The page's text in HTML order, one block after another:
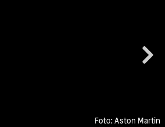
Aston Martin
Aston Martin
Aston Martin
Aston Martin
Aston Martin
Aston Martin
Aston Martin
Aston Martin
Aston Martin
Aston Martin